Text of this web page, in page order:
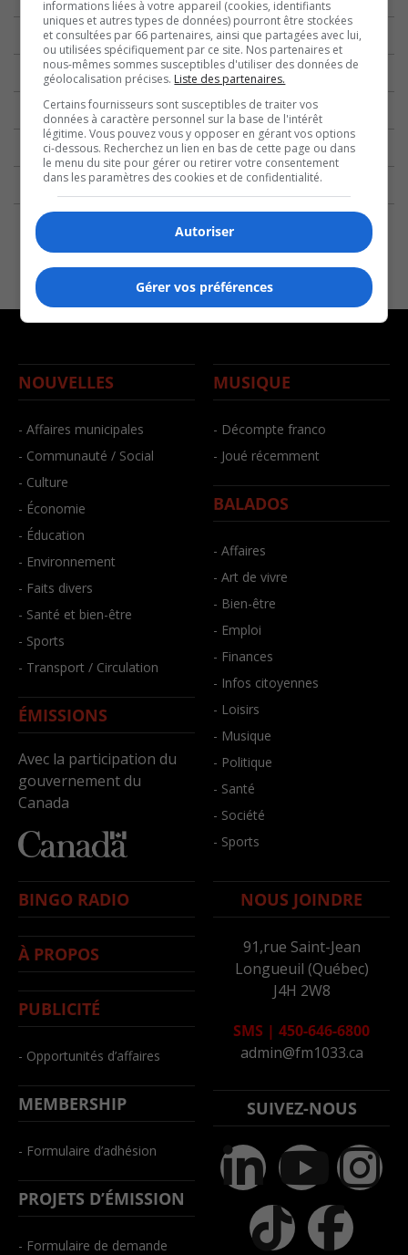
NOUVELLES
- Affaires municipales
- Communauté / Social
- Culture
- Économie
- Éducation
- Environnement
- Faits divers
- Santé et bien-être
- Sports
- Transport / Circulation
ÉMISSIONS
Avec la participation du
gouvernement du
Canada
MUSIQUE
- Décompte franco
- Joué récemment
BALADOS
- Affaires
- Art de vivre
- Bien-être
- Emploi
- Finances
- Infos citoyennes
- Loisirs
- Musique
- Politique
- Santé
- Société
- Sports
BINGO RADIO
À PROPOS
PUBLICITÉ
- Opportunités d’affaires
MEMBERSHIP
- Formulaire d’adhésion
PROJETS D’ÉMISSION
- Formulaire de demande
NOUS JOINDRE
91,rue Saint-Jean
Longueuil (Québec)
J4H 2W8
SMS | 450-646-6800
admin@fm1033.ca
SUIVEZ-NOUS
informations liées à votre appareil (cookies, identifiants
uniques et autres types de données) pourront être stockées
et consultées par 66 partenaires, ainsi que partagées avec lui,
ou utilisées spécifiquement par ce site. Nos partenaires et
nous-mêmes sommes susceptibles d'utiliser des données de
géolocalisation précises. Liste des partenaires.
Certains fournisseurs sont susceptibles de traiter vos
données à caractère personnel sur la base de l'intérêt
légitime. Vous pouvez vous y opposer en gérant vos options
ci-dessous. Recherchez un lien en bas de cette page ou dans
le menu du site pour gérer ou retirer votre consentement
dans les paramètres des cookies et de confidentialité.
Autoriser
Gérer vos préférences